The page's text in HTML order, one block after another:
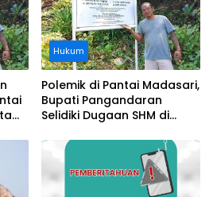
Hukum
Polemik di Pantai Madasari,
Bupati Pangandaran
Selidiki Dugaan SHM di
Pantai